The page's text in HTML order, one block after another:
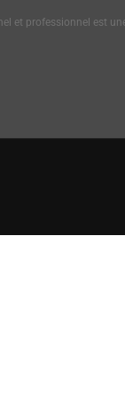
et professionnel est